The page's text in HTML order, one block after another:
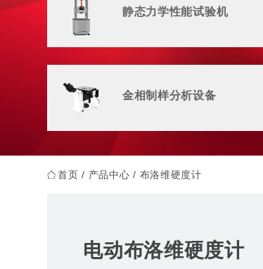
静态力学性能试验机
金相制样分析设备
首页 / 产品中心 / 布洛维硬度计
电动布洛维硬度计